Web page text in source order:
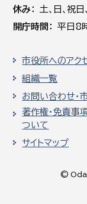
休み
土､日､祝
開庁時間
平日8
市役所へのアク
組織一覧
お問い合わせ・
著作権・免責事
ついて
サイトマップ
©